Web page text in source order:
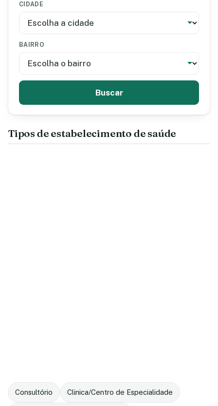
CIDADE
BAIRRO
Buscar
Tipos de estabelecimento de saúde
Consultório Clinica/Centro de Especialidade